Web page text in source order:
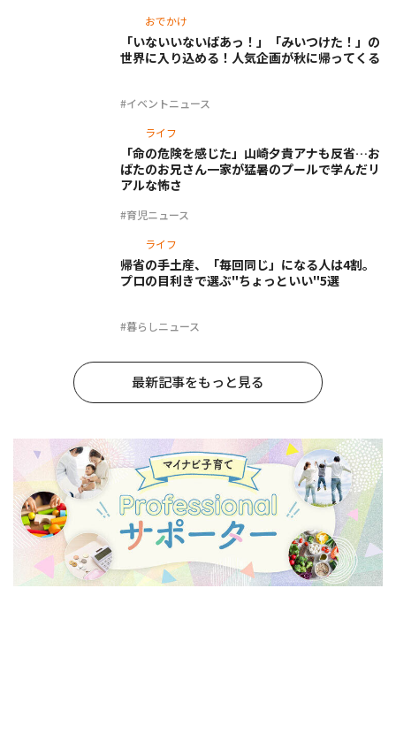
おでかけ
#イベントニュース
「いないいないばあっ！」「みいつけた！」の
世界に入り込める！人気企画が秋に帰ってくる
ライフ
#育児ニュース
「命の危険を感じた」山崎夕貴アナも反省…お
ばたのお兄さん一家が猛暑のプールで学んだリ
アルな怖さ
ライフ
#暮らしニュース
帰省の手土産、「毎回同じ」になる人は4割。
プロの目利きで選ぶ"ちょっといい"5選
最新記事をもっと見る